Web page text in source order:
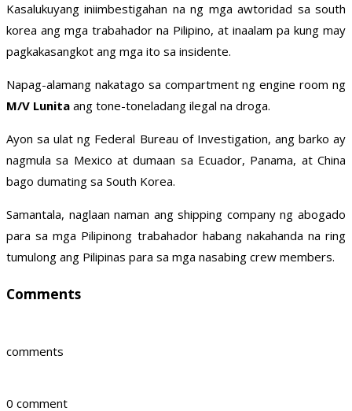
Kasalukuyang iniimbestigahan na ng mga awtoridad sa south
korea ang mga trabahador na Pilipino, at inaalam pa kung may
pagkakasangkot ang mga ito sa insidente.
Napag-alamang nakatago sa compartment ng engine room ng
M/V Lunita ang tone-toneladang ilegal na droga.
Ayon sa ulat ng Federal Bureau of Investigation, ang barko ay
nagmula sa Mexico at dumaan sa Ecuador, Panama, at China
bago dumating sa South Korea.
Samantala, naglaan naman ang shipping company ng abogado
para sa mga Pilipinong trabahador habang nakahanda na ring
tumulong ang Pilipinas para sa mga nasabing crew members.
Comments
comments
0 comment